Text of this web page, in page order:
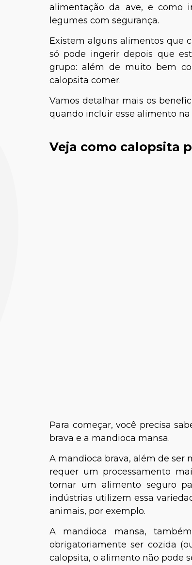
alimentação da ave, e como
legumes com segurança.
Existem alguns alimentos que
só pode ingerir depois que
grupo: além de muito bem
calopsita comer.
Vamos detalhar mais os
quando incluir esse alimento na
Veja como calopsita
Para começar, você precisa
brava e a mandioca mansa.
A mandioca brava, além de ser
requer um processamento
tornar um alimento seguro
indústrias utilizem essa
animais, por exemplo.
A mandioca mansa,
obrigatoriamente ser cozida
calopsita, o alimento não pode